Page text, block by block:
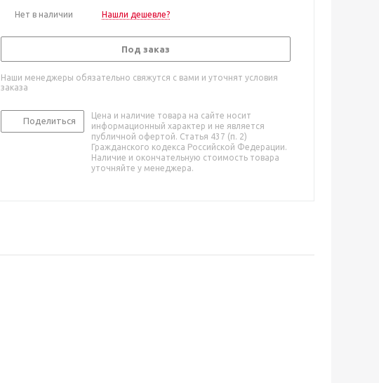
Нет в наличии Нашли дешевле?
Под заказ
Наши менеджеры обязательно свяжутся с вами и уточнят условия
заказа
Поделиться
Цена и наличие товара на сайте носит
информационный характер и не является
публичной офертой. Статья 437 (п. 2)
Гражданского кодекса Российской Федерации.
Наличие и окончательную стоимость товара
уточняйте у менеджера.